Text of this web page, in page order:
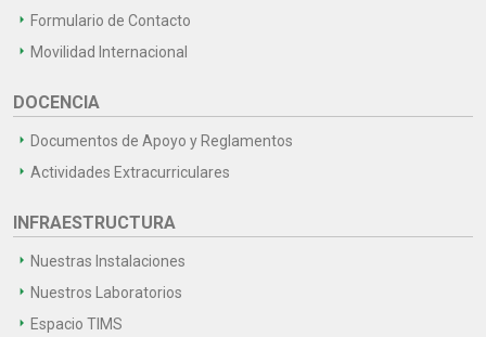
Formulario de Contacto
Movilidad Internacional
DOCENCIA
Documentos de Apoyo y Reglamentos
Actividades Extracurriculares
INFRAESTRUCTURA
Nuestras Instalaciones
Nuestros Laboratorios
Espacio TIMS